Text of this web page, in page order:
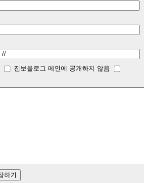
진보블로그 메인에 공개하지 않음